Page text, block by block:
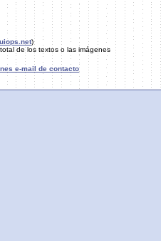
)
de los textos o las imágenes
e-mail de contacto